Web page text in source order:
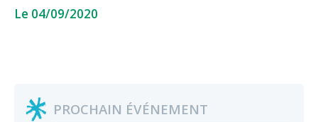
Le 04/09/2020
PROCHAIN ÉVÉNEMENT